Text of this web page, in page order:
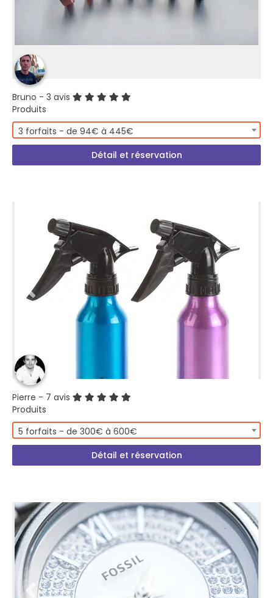
Bruno - 3 avis
Produits
3 forfaits - de 94€ à 445€
Détail et réservation
Pierre - 7 avis
Produits
5 forfaits - de 300€ à 600€
Détail et réservation